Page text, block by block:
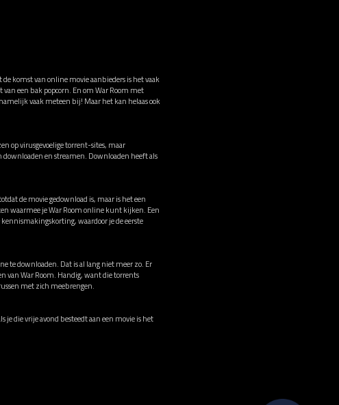
komst van online movie aanbieders is het vaak
een bak popcorn. En om War Room met
vaak meteen bij! Maar het kan helaas ook
op virusgevoelige torrent-sites, maar
downloaden en streamen. Downloaden heeft als
de movie gedownload is, maar is het een
waarmee je War Room online kunt kijken. Een
waardoor je de eerste
te downloaden. Dat is al lang niet meer zo. Er
van War Room. Handig, want die torrents
met zich meebrengen.
je die vrije avond besteedt aan een movie is het